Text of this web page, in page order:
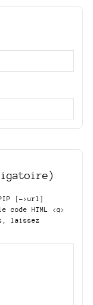
[->url]
code HTML <q>
laissez